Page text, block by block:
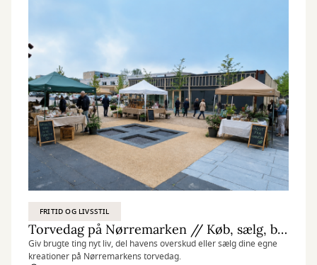
FRITID OG LIVSSTIL
Torvedag på Nørremarken // Køb, sælg, byt og del
Giv brugte ting nyt liv, del havens overskud eller sælg dine egne
kreationer på Nørremarkens torvedag.